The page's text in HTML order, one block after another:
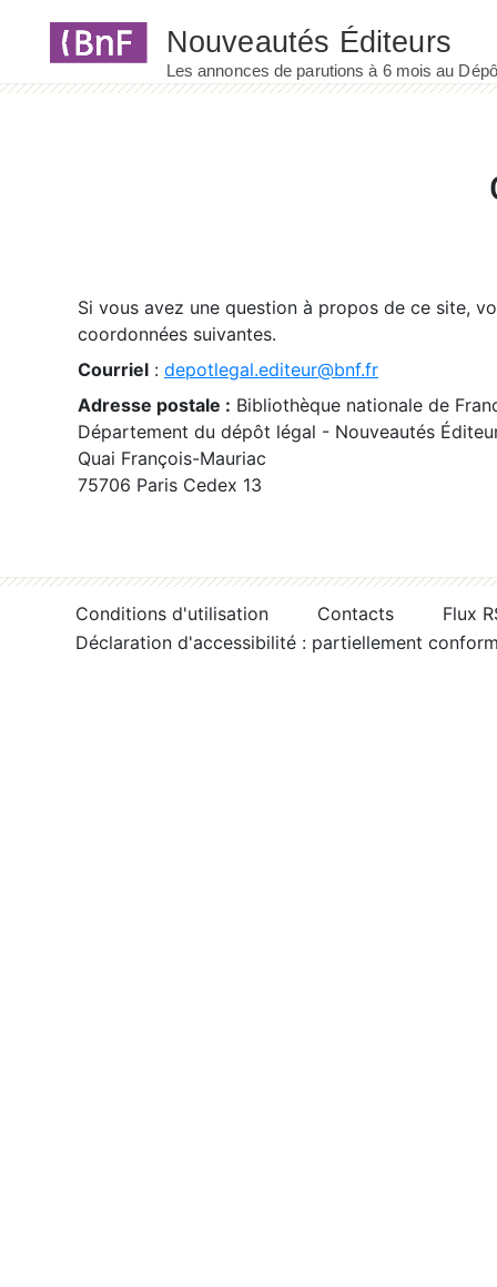
Si vous avez une question à propos de ce site,
coordonnées suivantes.
Courriel : depotlegal.editeur@bnf.fr
Adresse postale : Bibliothèque nationale de
Département du dépôt légal - Nouveautés
Quai François-Mauriac
75706 Paris Cedex 13
Conditions d'utilisation Contacts
Flux
Déclaration d'accessibilité : partiellement